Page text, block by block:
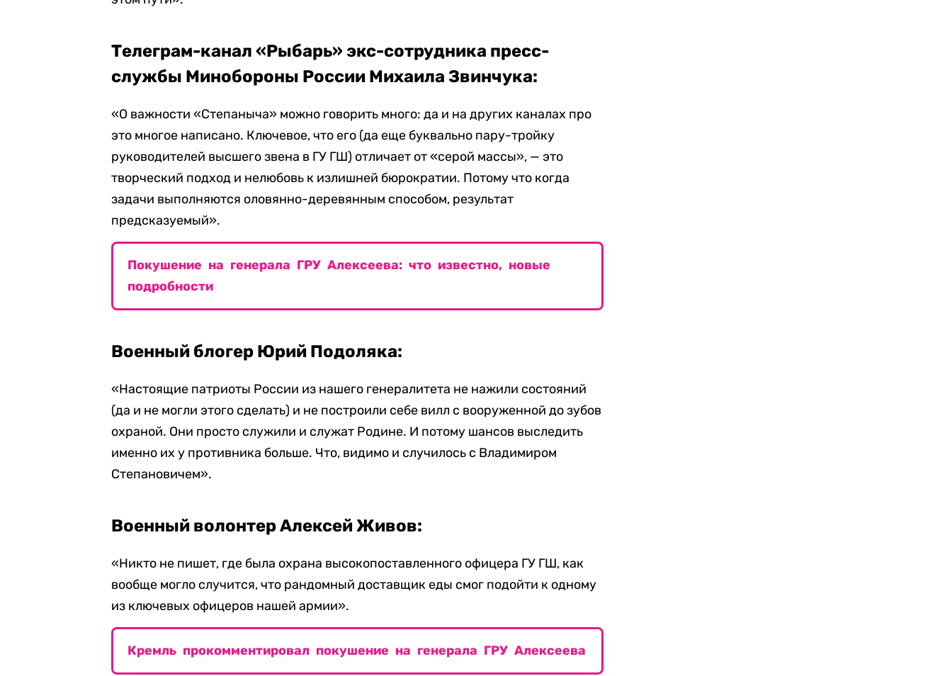
Телеграм-канал «Рыбарь» экс-сотрудника пресс-
службы Минобороны России Михаила Звинчука:
«О важности «Степаныча» можно говорить много: да и на других каналах про
это многое написано. Ключевое, что его (да еще буквально пару-тройку
руководителей высшего звена в ГУ ГШ) отличает от «серой массы», — это
творческий подход и нелюбовь к излишней бюрократии. Потому что когда
задачи выполняются оловянно-деревянным способом, результат
предсказуемый».
Покушение на генерала ГРУ Алексеева: что известно, новые
подробности
Военный блогер Юрий Подоляка:
«Настоящие патриоты России из нашего генералитета не нажили состояний
(да и не могли этого сделать) и не построили себе вилл с вооруженной до зубов
охраной. Они просто служили и служат Родине. И потому шансов выследить
именно их у противника больше. Что, видимо и случилось с Владимиром
Степановичем».
Военный волонтер Алексей Живов:
«Никто не пишет, где была охрана высокопоставленного офицера ГУ ГШ, как
вообще могло случится, что рандомный доставщик еды смог подойти к одному
из ключевых офицеров нашей армии».
Кремль прокомментировал покушение на генерала ГРУ Алексеева